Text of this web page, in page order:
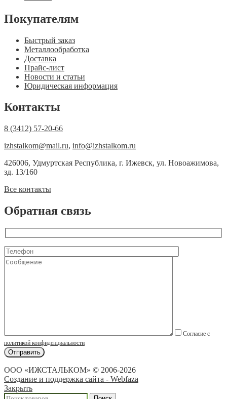
Покупателям
Быстрый заказ
Металлообработка
Доставка
Прайс-лист
Новости и статьи
Юридическая информация
Контакты
8 (3412) 57-20-66
izhstalkom@mail.ru, info@izhstalkom.ru
426006, Удмуртская Республика, г. Ижевск, ул. Новоажимова,
зд. 13/160
Все контакты
Обратная связь
Согласие с
политикой конфиденциальности
ООО «ИЖСТАЛЬКОМ» © 2006-2026
Создание и поддержка сайта - Webfaza
Закрыть